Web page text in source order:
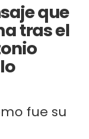
que
tras el
fue su